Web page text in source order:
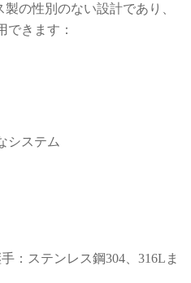
の性別のない設計であり、
できます：
システム
：ステンレス鋼304、316Lま